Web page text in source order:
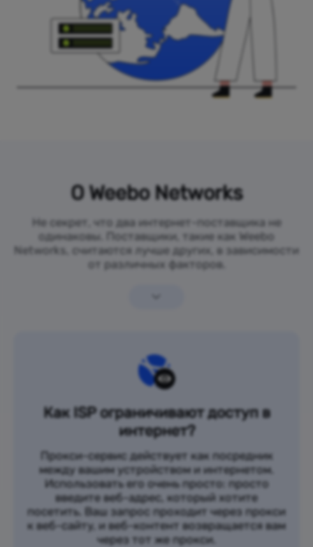
О Weebo Networks
Не секрет, что два интернет-поставщика не
одинаковы. Поставщики, такие как Weebo
Networks, считаются лучше других, в зависимости
от различных факторов.
Как ISP ограничивают доступ в
интернет?
Прокси-сервис действует как посредник
между вашим устройством и интернетом.
Использовать его очень просто: просто
введите веб-адрес, который хотите
посетить. Ваш запрос проходит через прокси
к веб-сайту, и веб-контент возвращается вам
через тот же прокси.